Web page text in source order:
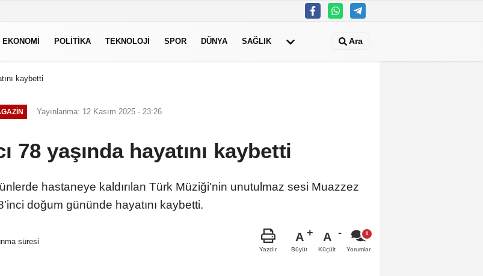
EKONOMI POLITIKA TEKNOLOJI SPOR DÜNYA SAĞLIK Ara
kaybetti
Yayınlanma: 12 Kasım 2025 - 23:26
78 yaşında hayatını kaybetti
hastaneye kaldırılan Türk Müziği'nin unutulmaz sesi Muazzez
doğum gününde hayatını kaybetti.
süresi
Yazdır
A
Büyüt
A
Küçült Yorumlar